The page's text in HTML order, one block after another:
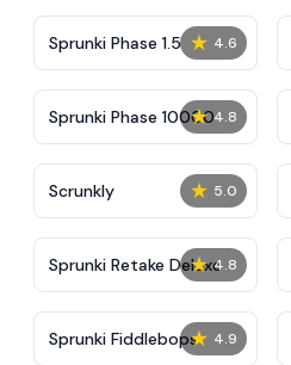
★ 4.6
Sprunki Phase 1.5
★ 4.8
Sprunki Phase 10000
★ 5.0
Scrunkly
★ 4.8
Sprunki Retake Deluxe
★ 4.9
Sprunki Fiddlebops